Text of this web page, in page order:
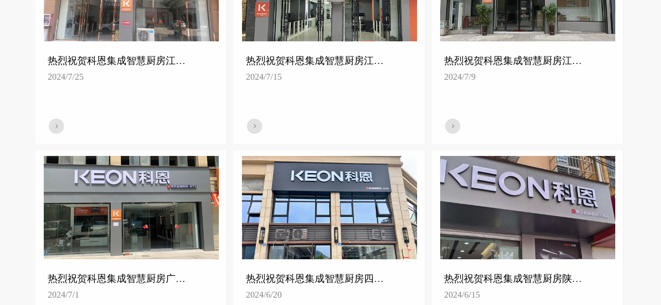
热烈祝贺科恩集成智慧厨房江西宁都专卖店隆重开业！
2024/7/25
热烈祝贺科恩集成智慧厨房江西鹰潭专卖店隆重开业！
2024/7/15
热烈祝贺科恩集成智慧厨房江西南城专卖店隆重开业！
2024/7/9
热烈祝贺科恩集成智慧厨房广西南宁专卖店隆重开业！
2024/7/1
热烈祝贺科恩集成智慧厨房四川达州专卖店隆重开业！
2024/6/20
热烈祝贺科恩集成智慧厨房陕西石泉专卖店隆重开业！
2024/6/15